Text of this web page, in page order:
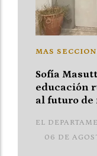
Sofía
educación
al futuro de
EL
MAS
06 DE